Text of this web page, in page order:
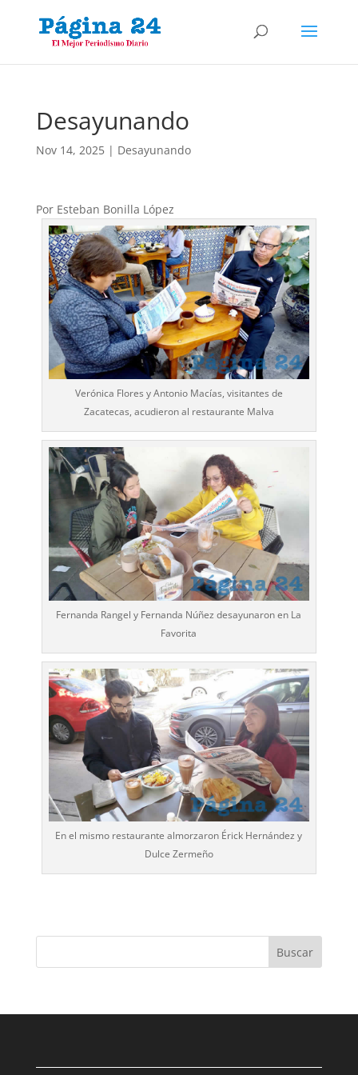
Desayunando
Nov 14, 2025| Desayunando
Por Esteban Bonilla López
Verónica Flores y Antonio Macías, visitantes de
Zacatecas, acudieron al restaurante Malva
Fernanda Rangel y Fernanda Núñez desayunaron en La
Favorita
En el mismo restaurante almorzaron Érick Hernández y
Dulce Zermeño
Buscar